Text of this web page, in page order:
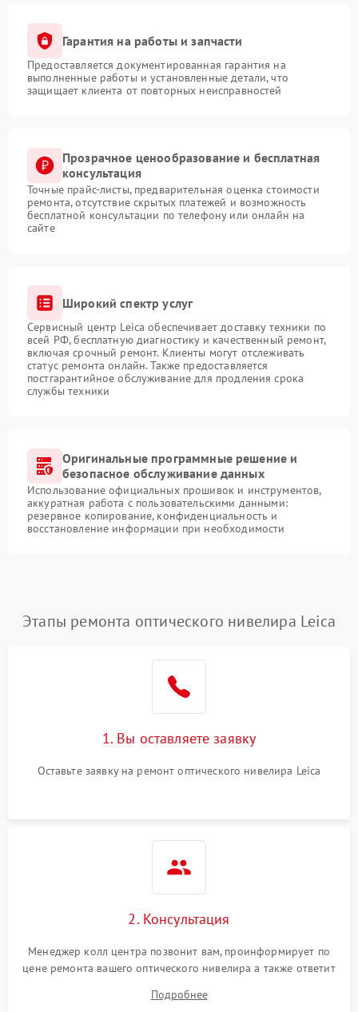
Гарантия на работы и запчасти
Предоставляется документированная гарантия на
выполненные работы и установленные детали, что
защищает клиента от повторных неисправностей
Прозрачное ценообразование и бесплатная
консультация
Точные прайс-листы, предварительная оценка стоимости
ремонта, отсутствие скрытых платежей и возможность
бесплатной консультации по телефону или онлайн на
сайте
Широкий спектр услуг
Сервисный центр Leica обеспечивает доставку техники по
всей РФ, бесплатную диагностику и качественный ремонт,
включая срочный ремонт. Клиенты могут отслеживать
статус ремонта онлайн. Также предоставляется
постгарантийное обслуживание для продления срока
службы техники
Оригинальные программные решение и
безопасное обслуживание данных
Использование официальных прошивок и инструментов,
аккуратная работа с пользовательскими данными:
резервное копирование, конфиденциальность и
восстановление информации при необходимости
Этапы ремонта оптического нивелира Leica
1. Вы оставляете заявку
Оставьте заявку на ремонт оптического нивелира Leica
2. Консультация
Менеджер колл центра позвонит вам, проинформирует по
цене ремонта вашего оптического нивелира а также ответит
Подробнее